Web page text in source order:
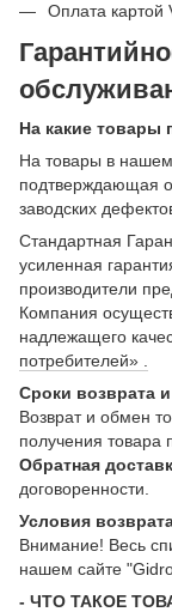
Оплата картой
На какие товары
На товары в нашем
подтверждающая
заводских
Стандартная
усиленная
производители
Компания
надлежащего
потребителей» .
Сроки возврата
Возврат и обмен
получения товара
Обратная
договоренности.
Условия
Внимание! Весь
нашем сайте
- ЧТО ТАКОЕ